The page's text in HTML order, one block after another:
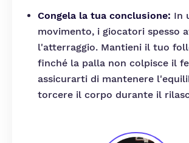
Congela la tua conclusione: In
movimento, i giocatori spesso
l'atterraggio. Mantieni il tuo
finché la palla non colpisce il
assicurarti di mantenere
torcere il corpo durante il